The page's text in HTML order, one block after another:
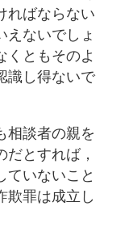
ればならない
えないでしょ
くともそのよ
識し得ないで
相談者の親を
だとすれば，
ていないこと
欺罪は成立し